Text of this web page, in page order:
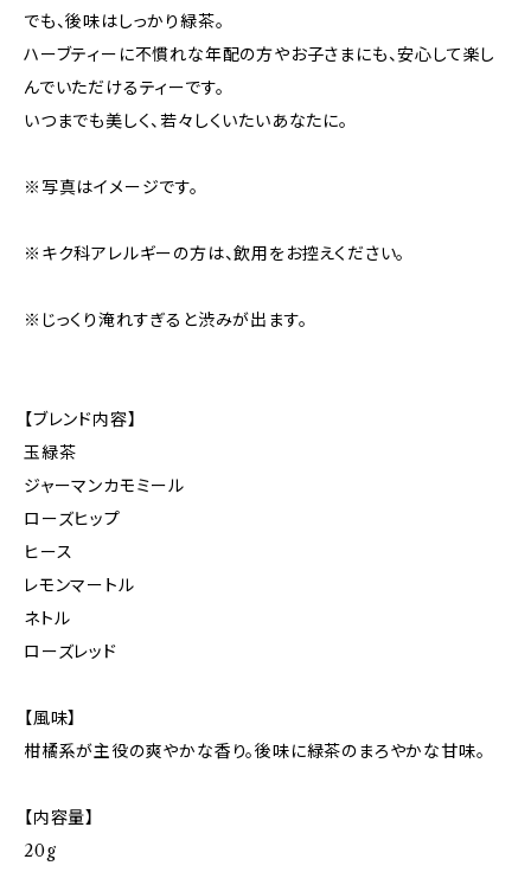
でも、後味はしっかり緑茶。
ハーブティーに不慣れな年配の方やお子さまにも、安心して楽し
んでいただけるティーです。
いつまでも美しく、若々しくいたいあなたに。
※写真はイメージです。
※キク科アレルギーの方は、飲用をお控えください。
※じっくり淹れすぎると渋みが出ます。
【ブレンド内容】
玉緑茶
ジャーマンカモミール
ローズヒップ
ヒース
レモンマートル
ネトル
ローズレッド
【風味】
柑橘系が主役の爽やかな香り。後味に緑茶のまろやかな甘味。
【内容量】
20g